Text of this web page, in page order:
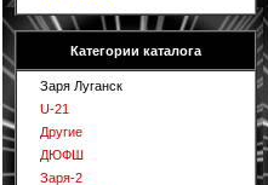
Категории каталога
Заря Луганск
U-21
Другие
ДЮФШ
Заря-2